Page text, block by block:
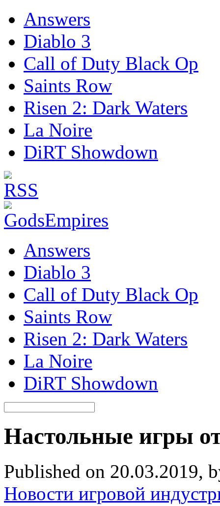
Answers
Diablo 3
Call of Duty Black Op
Saints Row
Risen 2: Dark Waters
La Noire
DiRT Showdown
Answers
Diablo 3
Call of Duty Black Op
Saints Row
Risen 2: Dark Waters
La Noire
DiRT Showdown
Настольные игры
Published on 20.03.2019,
Новости игровой